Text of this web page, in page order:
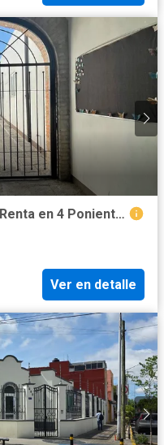
Hermoso Loft amueblado en Renta en 4 Poniente Centro, Puebla
Ver en detalle